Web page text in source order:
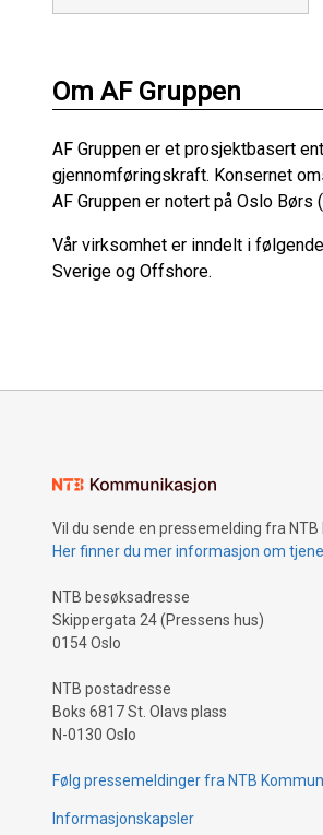
Om AF Gruppen
AF Gruppen er et prosjektbasert
gjennomføringskraft. Konsernet
AF Gruppen er notert på Oslo Børs
Vår virksomhet er inndelt i
Sverige og Offshore.
Vil du sende en pressemelding fra
Her finner du mer informasjon om
NTB besøksadresse
Skippergata 24 (Pressens hus)
0154 Oslo
NTB postadresse
Boks 6817 St. Olavs plass
N-0130 Oslo
Følg pressemeldinger fra NTB
Informasjonskapsler